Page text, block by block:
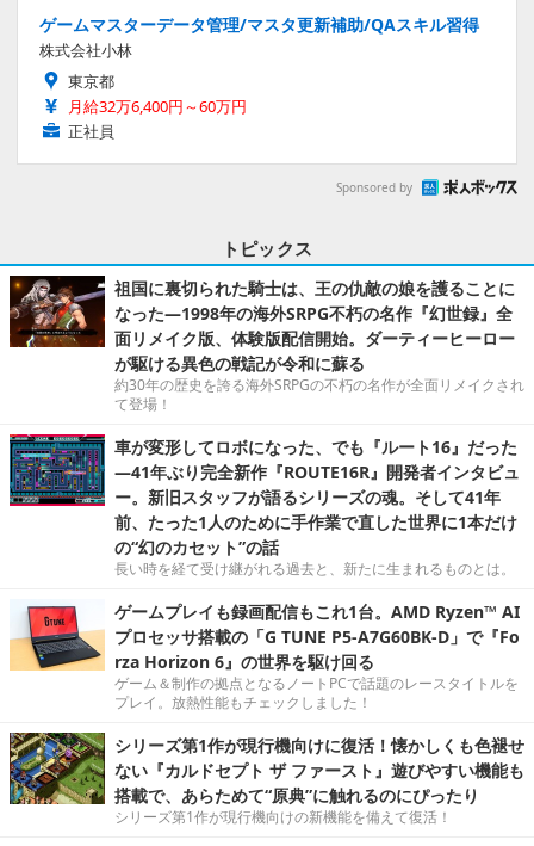
ゲームマスターデータ管理/マスタ更新補助/QAスキル習得
株式会社小林
東京都
月給32万6,400円～60万円
正社員
Sponsored by
トピックス
祖国に裏切られた騎士は、王の仇敵の娘を護ることに
なった―1998年の海外SRPG不朽の名作『幻世録』全
面リメイク版、体験版配信開始。ダーティーヒーロー
が駆ける異色の戦記が令和に蘇る
約30年の歴史を誇る海外SRPGの不朽の名作が全面リメイクされ
て登場！
車が変形してロボになった、でも『ルート16』だった
―41年ぶり完全新作『ROUTE16R』開発者インタビュ
ー。新旧スタッフが語るシリーズの魂。そして41年
前、たった1人のために手作業で直した世界に1本だけ
の“幻のカセット”の話
長い時を経て受け継がれる過去と、新たに生まれるものとは。
ゲームプレイも録画配信もこれ1台。AMD Ryzen™ AI
プロセッサ搭載の「G TUNE P5-A7G60BK-D」で『Fo
rza Horizon 6』の世界を駆け回る
ゲーム＆制作の拠点となるノートPCで話題のレースタイトルを
プレイ。放熱性能もチェックしました！
シリーズ第1作が現行機向けに復活！懐かしくも色褪せ
ない『カルドセプト ザ ファースト』遊びやすい機能も
搭載で、あらためて“原典”に触れるのにぴったり
シリーズ第1作が現行機向けの新機能を備えて復活！